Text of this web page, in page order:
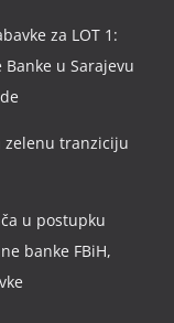
za LOT 1:
u Sarajevu
zelenu tranziciju
u postupku
banke FBiH,